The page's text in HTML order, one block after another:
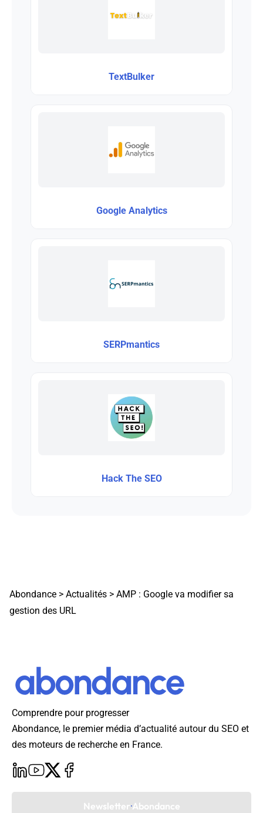
TextBulker
Google Analytics
SERPmantics
Hack The SEO
Abondance > Actualités > AMP : Google va modifier sa
gestion des URL
Comprendre pour progresser
Abondance, le premier média d’actualité autour du SEO et
des moteurs de recherche en France.
Newsletter Abondance